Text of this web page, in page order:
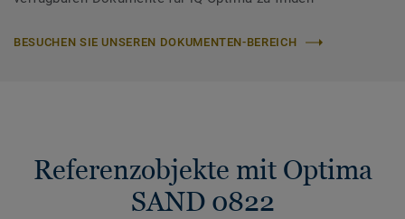
BESUCHEN SIE UNSEREN DOKUMENTEN-BEREICH
Referenzobjekte mit Optima
SAND 0822